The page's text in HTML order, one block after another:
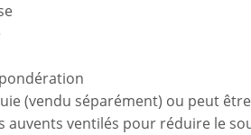
(vendu séparément) ou peut
auvents ventilés pour réduire le